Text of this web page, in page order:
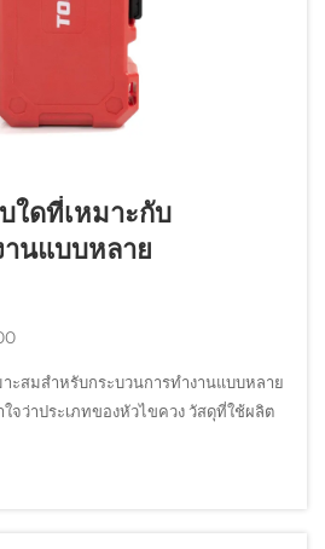
ใดที่เหมาะกับ
านแบบหลาย
ะสมสำหรับกระบวนการทำงานแบบหลาย
จว่าประเภทของหัวไขควง วัสดุที่ใช้ผลิต
ระสิทธิภาพที่สม่ำเสมอในการขันยึดใน
มืออาชีพ ทีมงานด้านการบำรุงรักษา...